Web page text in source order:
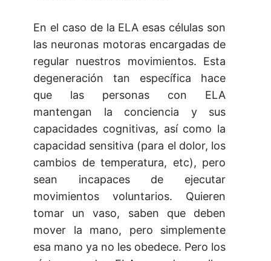
En el caso de la ELA esas células son
las neuronas motoras encargadas de
regular nuestros movimientos. Esta
degeneración tan específica hace
que las personas con ELA
mantengan la conciencia y sus
capacidades cognitivas, así como la
capacidad sensitiva (para el dolor, los
cambios de temperatura, etc), pero
sean incapaces de ejecutar
movimientos voluntarios. Quieren
tomar un vaso, saben que deben
mover la mano, pero simplemente
esa mano ya no les obedece. Pero los